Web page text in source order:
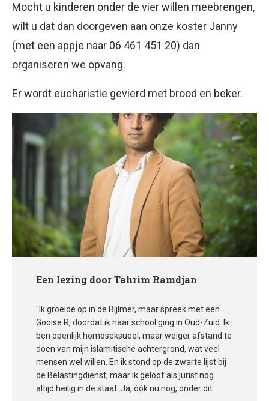
Mocht u kinderen onder de vier willen meebrengen,
wilt u dat dan doorgeven aan onze koster Janny
(met een appje naar 06 461 451 20) dan
organiseren we opvang.
Er wordt eucharistie gevierd met brood en beker.
Een lezing door Tahrim Ramdjan
"Ik groeide op in de Bijlmer, maar spreek met een
Gooise R, doordat ik naar school ging in Oud-Zuid. Ik
ben openlijk homoseksueel, maar weiger afstand te
doen van mijn islamitische achtergrond, wat veel
mensen wel willen. En ik stond op de zwarte lijst bij
de Belastingdienst, maar ik geloof als jurist nog
altijd heilig in de staat. Ja, óók nu nog, onder dit